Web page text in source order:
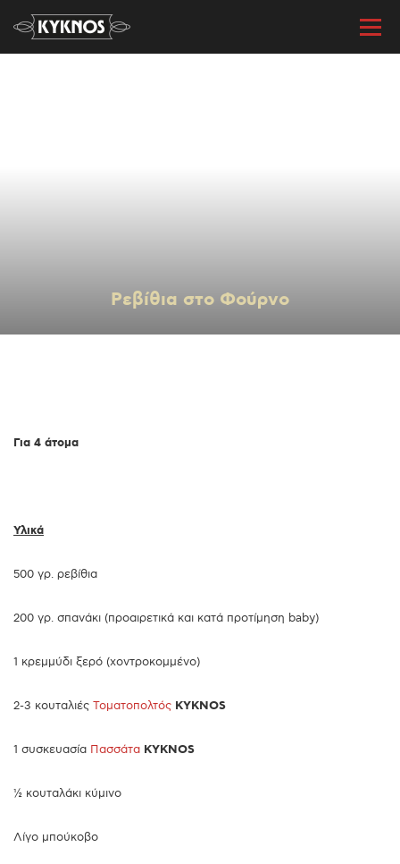
Ρεβίθια στο Φούρνο
Για 4 άτομα
Υλικά
500 γρ. ρεβίθια
200 γρ. σπανάκι (προαιρετικά και κατά προτίμηση baby)
1 κρεμμύδι ξερό (χοντροκομμένο)
2-3 κουταλιές Τοματοπολτός KYKNOS
1 συσκευασία Πασσάτα KYKNOS
½ κουταλάκι κύμινο
Λίγο μπούκοβο